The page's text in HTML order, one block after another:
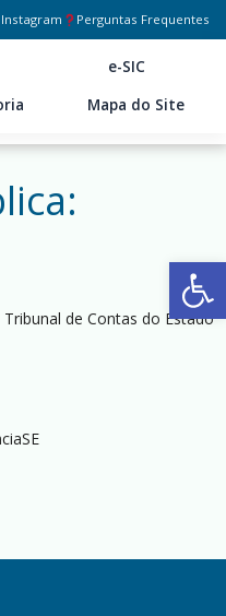
Instagram Perguntas Frequentes
e-SIC
Mapa do Site
de Contas do Estado